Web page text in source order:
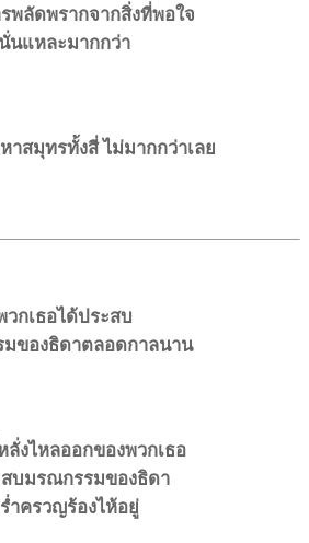
รพลัดพรากจากสิ่งที่พอใจ
นั่นแหละมากกว่า
าสมุทรทั้งสี่ ไม่มากกว่าเลย
วกเธอได้ประสบ
ของธิดาตลอดกาลนาน
ลั่งไหลออกของพวกเธอ
บมรณกรรมของธิดา
าครวญร้องไห้อยู่